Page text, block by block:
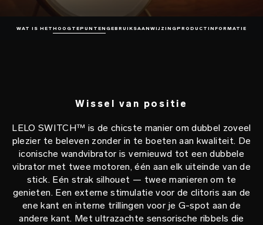
WAT IS HET HOOGTEPUNTEN GEBRUIKSAANWIJZINGPRODUCTINFORMATIE
Wissel van positie
LELO SWITCH™ is de chicste manier om dubbel zoveel
plezier te beleven zonder in te boeten aan kwaliteit. De
iconische wandvibrator is vernieuwd tot een dubbele
vibrator met twee motoren, één aan elk uiteinde van de
stick. Eén strak silhouet — twee manieren om te
genieten. Een externe stimulatie voor de clitoris aan de
ene kant en interne trillingen voor je G-spot aan de
andere kant. Met ultrazachte sensorische ribbels die